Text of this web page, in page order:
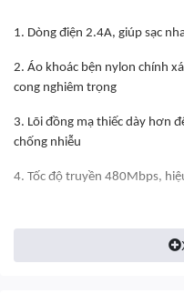
1. Dòng điện 2.4A, giúp sạc
2. Áo khoác bện nylon chính
cong nghiêm trọng
3. Lõi đồng mạ thiếc dày hơn
chống nhiễu
4. Tốc độ truyền 480Mbps,